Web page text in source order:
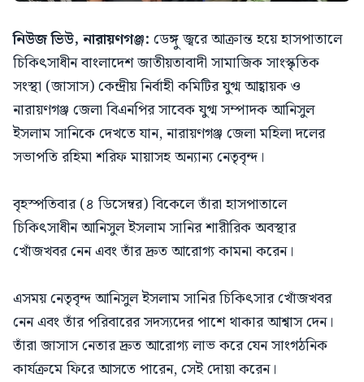
নিউজ ভিউ, নারায়ণগঞ্জ: ডেঙ্গু জ্বরে আক্রান্ত হয়ে হাসপাতালে
চিকিৎসাধীন বাংলাদেশ জাতীয়তাবাদী সামাজিক সাংস্কৃতিক
সংস্থা (জাসাস) কেন্দ্রীয় নির্বাহী কমিটির যুগ্ম আহ্বায়ক ও
নারায়ণগঞ্জ জেলা বিএনপির সাবেক যুগ্ম সম্পাদক আনিসুল
ইসলাম সানিকে দেখতে যান, নারায়ণগঞ্জ জেলা মহিলা দলের
সভাপতি রহিমা শরিফ মায়াসহ অন্যান্য নেতৃবৃন্দ।
বৃহস্পতিবার (৪ ডিসেম্বর) বিকেলে তাঁরা হাসপাতালে
চিকিৎসাধীন আনিসুল ইসলাম সানির শারীরিক অবস্থার
খোঁজখবর নেন এবং তাঁর দ্রুত আরোগ্য কামনা করেন।
এসময় নেতৃবৃন্দ আনিসুল ইসলাম সানির চিকিৎসার খোঁজখবর
নেন এবং তাঁর পরিবারের সদস্যদের পাশে থাকার আশ্বাস দেন।
তাঁরা জাসাস নেতার দ্রুত আরোগ্য লাভ করে যেন সাংগঠনিক
কার্যক্রমে ফিরে আসতে পারেন, সেই দোয়া করেন।